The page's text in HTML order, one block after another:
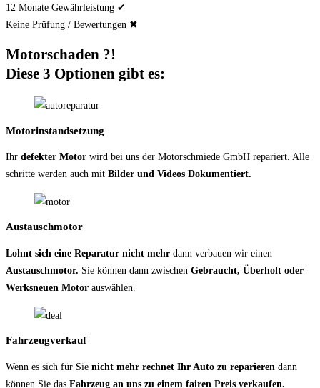
12 Monate Gewährleistung ✔
Keine Prüfung / Bewertungen ✖
Motorschaden ?!
Diese 3 Optionen gibt es:
Motorinstandsetzung
Ihr defekter Motor wird bei uns der Motorschmiede GmbH repariert. Alle
schritte werden auch mit Bilder und Videos Dokumentiert.
Austauschmotor
Lohnt sich eine Reparatur nicht mehr dann verbauen wir einen
Austauschmotor. Sie können dann zwischen Gebraucht, Überholt oder
Werksneuen Motor auswählen.
Fahrzeugverkauf
Wenn es sich für Sie nicht mehr rechnet Ihr Auto zu reparieren dann
können Sie das Fahrzeug an uns zu einem fairen Preis verkaufen.